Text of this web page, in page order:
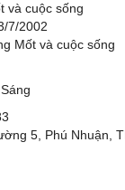
và cuộc sống
7/2002
Mốt và cuộc sống
5, Phú Nhuận,